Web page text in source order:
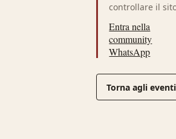
controllare il
Entra nella
community
WhatsApp
Torna agli eventi